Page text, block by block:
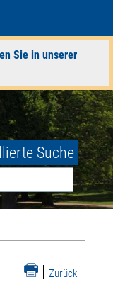
Sie in unserer
Suche
| Zurück